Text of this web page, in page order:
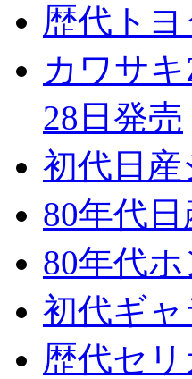
歴代ト
カワサ
28日発売
初代日産
80年代
80年代
初代ギ
歴代セ